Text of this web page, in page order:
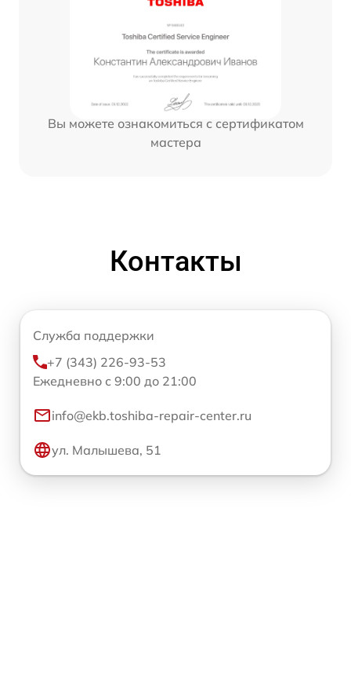
Вы можете ознакомиться с сертификатом
мастера
Контакты
Служба поддержки
+7 (343) 226-93-53
Ежедневно с 9:00 до 21:00
info@ekb.toshiba-repair-center.ru
ул. Малышева, 51